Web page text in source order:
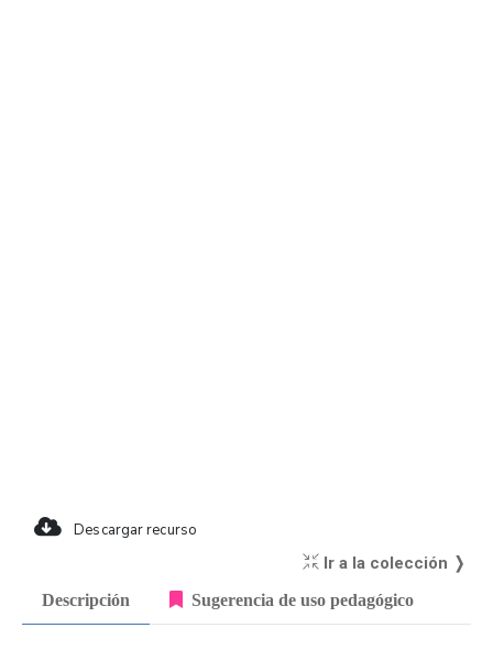
Descargar recurso
Ir a la colección ❭
Descripción Sugerencia de uso pedagógico